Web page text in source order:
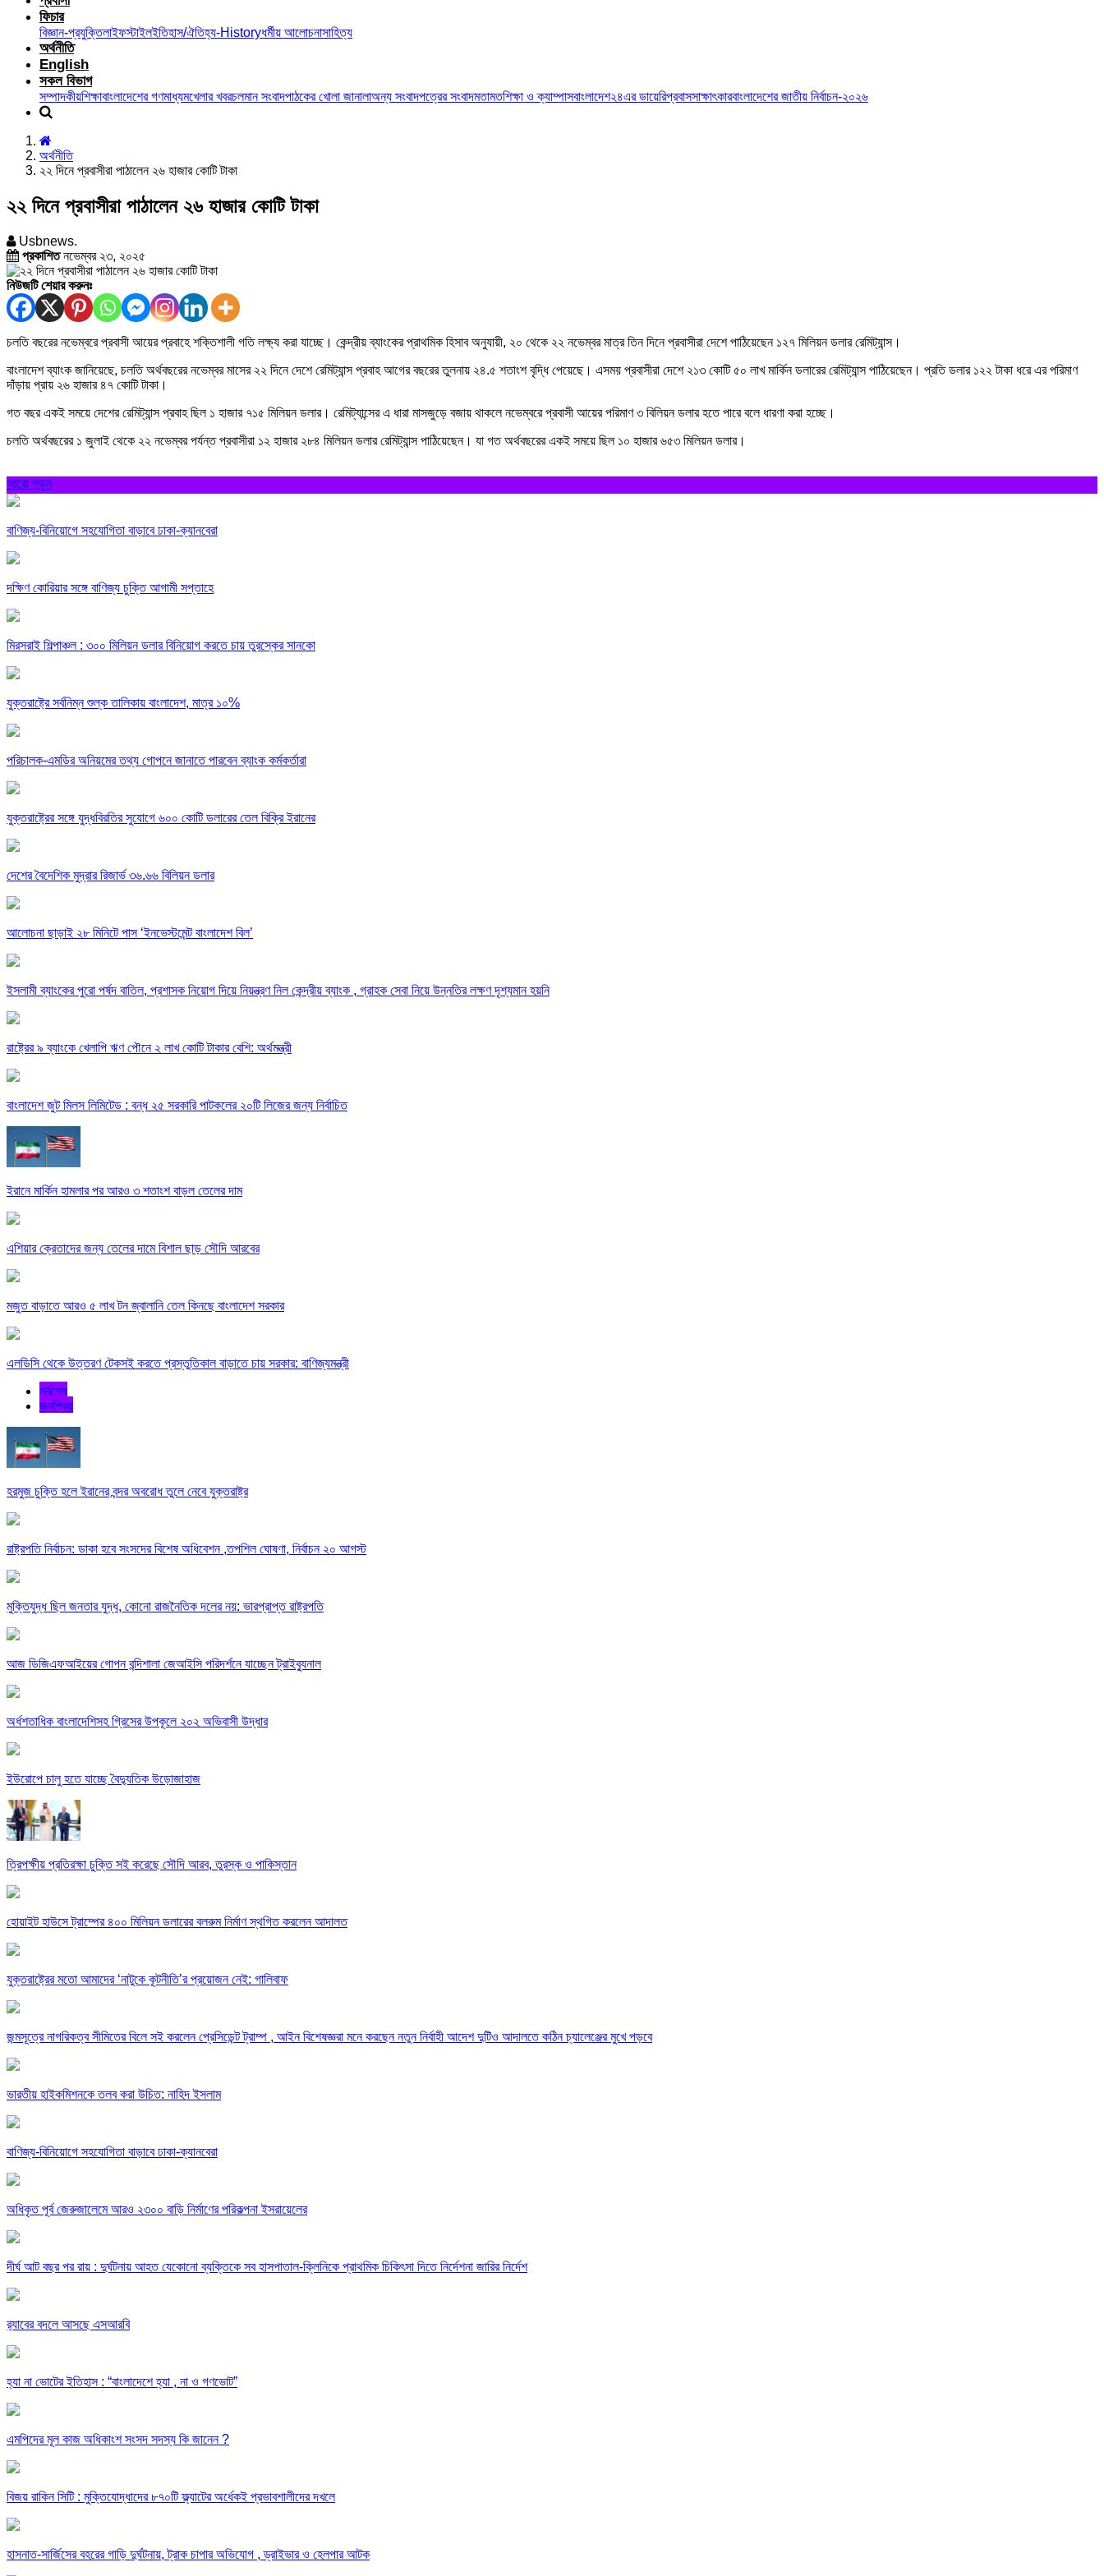
ফিচার
বিজ্ঞান-প্রযুক্তিলাইফস্টাইলইতিহাস/ঐতিহ্য-Historyধর্মীয় আলোচনাসাহিত্য
অর্থনীতি
English
সকল বিভাগ
সম্পাদকীয়শিক্ষাবাংলাদেশের গণমাধ্যমখেলার খবরচলমান সংবাদপাঠকের খোলা জানালাঅন্য সংবাদপত্রের সংবাদমতামতশিক্ষা ও ক্যাম্পাসবাংলাদেশ২৪এর ডায়েরিপ্রবাসসাক্ষাৎকারবাংলাদেশের জাতীয় নির্বাচন-২০২৬
অর্থনীতি
২২ দিনে প্রবাসীরা পাঠালেন ২৬ হাজার কোটি টাকা
২২ দিনে প্রবাসীরা পাঠালেন ২৬ হাজার কোটি টাকা
Usbnews.
প্রকাশিতনভেম্বর ২৩, ২০২৫
নিউজটি শেয়ার করুনঃ
চলতি বছরের নভেম্বরে প্রবাসী আয়ের প্রবাহে শক্তিশালী গতি লক্ষ্য করা যাচ্ছে। কেন্দ্রীয় ব্যাংকের প্রাথমিক হিসাব অনুযায়ী, ২০ থেকে ২২ নভেম্বর মাত্র তিন দিনে প্রবাসীরা দেশে পাঠিয়েছেন ১২৭ মিলিয়ন ডলার রেমিট্যান্স।
বাংলাদেশ ব্যাংক জানিয়েছে, চলতি অর্থবছরের নভেম্বর মাসের ২২ দিনে দেশে রেমিট্যান্স প্রবাহ আগের বছরের তুলনায় ২৪.৫ শতাংশ বৃদ্ধি পেয়েছে। এসময় প্রবাসীরা দেশে ২১৩ কোটি ৫০ লাখ মার্কিন ডলারের রেমিট্যান্স পাঠিয়েছেন। প্রতি ডলার ১২২ টাকা ধরে এর পরিমাণ
দাঁড়ায় প্রায় ২৬ হাজার ৪৭ কোটি টাকা।
গত বছর একই সময়ে দেশের রেমিট্যান্স প্রবাহ ছিল ১ হাজার ৭১৫ মিলিয়ন ডলার। রেমিট্যান্সের এ ধারা মাসজুড়ে বজায় থাকলে নভেম্বরে প্রবাসী আয়ের পরিমাণ ৩ বিলিয়ন ডলার হতে পারে বলে ধারণা করা হচ্ছে।
চলতি অর্থবছরের ১ জুলাই থেকে ২২ নভেম্বর পর্যন্ত প্রবাসীরা ১২ হাজার ২৮৪ মিলিয়ন ডলার রেমিট্যান্স পাঠিয়েছেন। যা গত অর্থবছরের একই সময়ে ছিল ১০ হাজার ৬৫৩ মিলিয়ন ডলার।
আরো পড়ুন
বাণিজ্য-বিনিয়োগে সহযোগিতা বাড়াবে ঢাকা-ক্যানবেরা
দক্ষিণ কোরিয়ার সঙ্গে বাণিজ্য চুক্তি আগামী সপ্তাহে
মিরসরাই শিল্পাঞ্চল : ৩০০ মিলিয়ন ডলার বিনিয়োগ করতে চায় তুরস্কের সানকো
যুক্তরাষ্ট্রে সর্বনিম্ন শুল্ক তালিকায় বাংলাদেশ, মাত্র ১০%
পরিচালক-এমডির অনিয়মের তথ্য গোপনে জানাতে পারবেন ব্যাংক কর্মকর্তারা
যুক্তরাষ্ট্রের সঙ্গে যুদ্ধবিরতির সুযোগে ৬০০ কোটি ডলারের তেল বিক্রি ইরানের
দেশের বৈদেশিক মুদ্রার রিজার্ভ ৩৬.৬৬ বিলিয়ন ডলার
আলোচনা ছাড়াই ২৮ মিনিটে পাস ‘ইনভেস্টমেন্ট বাংলাদেশ বিল’
ইসলামী ব্যাংকের পুরো পর্ষদ বাতিল, প্রশাসক নিয়োগ দিয়ে নিয়ন্ত্রণ নিল কেন্দ্রীয় ব্যাংক , গ্রাহক সেবা নিয়ে উন্নতির লক্ষণ দৃশ্যমান হয়নি
রাষ্ট্রের ৯ ব্যাংকে খেলাপি ঋণ পৌনে ২ লাখ কোটি টাকার বেশি: অর্থমন্ত্রী
বাংলাদেশ জুট মিলস লিমিটেড : বন্ধ ২৫ সরকারি পাটকলের ২০টি লিজের জন্য নির্বাচিত
ইরানে মার্কিন হামলার পর আরও ৩ শতাংশ বাড়ল তেলের দাম
এশিয়ার ক্রেতাদের জন্য তেলের দামে বিশাল ছাড় সৌদি আরবের
মজুত বাড়াতে আরও ৫ লাখ টন জ্বালানি তেল কিনছে বাংলাদেশ সরকার
এলডিসি থেকে উত্তরণ টেকসই করতে প্রস্তুতিকাল বাড়াতে চায় সরকার: বাণিজ্যমন্ত্রী
সর্বশেষ
জনপ্রিয়
হরমুজ চুক্তি হলে ইরানের বন্দর অবরোধ তুলে নেবে যুক্তরাষ্ট্র
রাষ্ট্রপতি নির্বাচন: ডাকা হবে সংসদের বিশেষ অধিবেশন ,তপশিল ঘোষণা, নির্বাচন ২০ আগস্ট
মুক্তিযুদ্ধ ছিল জনতার যুদ্ধ, কোনো রাজনৈতিক দলের নয়: ভারপ্রাপ্ত রাষ্ট্রপতি
আজ ডিজিএফআইয়ের গোপন বন্দিশালা জেআইসি পরিদর্শনে যাচ্ছেন ট্রাইব্যুনাল
অর্ধশতাধিক বাংলাদেশিসহ গ্রিসের উপকূলে ২০২ অভিবাসী উদ্ধার
ইউরোপে চালু হতে যাচ্ছে বৈদ্যুতিক উড়োজাহাজ
ত্রিপক্ষীয় প্রতিরক্ষা চুক্তি সই করেছে সৌদি আরব, তুরস্ক ও পাকিস্তান
হোয়াইট হাউসে ট্রাম্পের ৪০০ মিলিয়ন ডলারের বলরুম নির্মাণ স্থগিত করলেন আদালত
যুক্তরাষ্ট্রের মতো আমাদের ‘নাটুকে কূটনীতি’র প্রয়োজন নেই: গালিবাফ
জন্মসূত্রে নাগরিকত্ব সীমিতের বিলে সই করলেন প্রেসিডেন্ট ট্রাম্প , আইন বিশেষজ্ঞরা মনে করছেন নতুন নির্বাহী আদেশ দুটিও আদালতে কঠিন চ্যালেঞ্জের মুখে পড়বে
ভারতীয় হাইকমিশনকে তলব করা উচিত: নাহিদ ইসলাম
বাণিজ্য-বিনিয়োগে সহযোগিতা বাড়াবে ঢাকা-ক্যানবেরা
অধিকৃত পূর্ব জেরুজালেমে আরও ২৩০০ বাড়ি নির্মাণের পরিকল্পনা ইসরায়েলের
দীর্ঘ আট বছর পর রায় : দুর্ঘটনায় আহত যেকোনো ব্যক্তিকে সব হাসপাতাল-ক্লিনিকে প্রাথমিক চিকিৎসা দিতে নির্দেশনা জারির নির্দেশ
র‍্যাবের বদলে আসছে এসআরবি
হ্যা না ভোটের ইতিহাস : “বাংলাদেশে হ্যা , না ও গণভোট”
এমপিদের মূল কাজ অধিকাংশ সংসদ সদস্য কি জানেন ?
বিজয় রাকিন সিটি : মুক্তিযোদ্ধাদের ৮৭০টি ফ্ল্যাটের অর্ধেকই প্রভাবশালীদের দখলে
হাসনাত-সার্জিসের বহরের গাড়ি দুর্ঘটনায়, ট্রাক চাপার অভিযোগ , ড্রাইভার ও হেলপার আটক